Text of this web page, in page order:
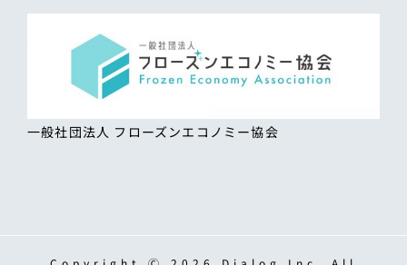
一般社団法人 フローズンエコノミー協会